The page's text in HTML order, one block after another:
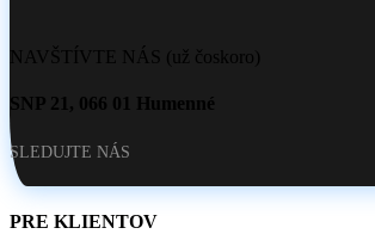
NAVŠTÍVTE NÁS (už čoskoro)
SNP 21, 066 01 Humenné
SLEDUJTE NÁS
PRE KLIENTOV